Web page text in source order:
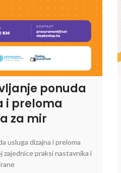
ponuda
i preloma
za mir
usluga dizajna i preloma
zajednice praksi nastavnika i